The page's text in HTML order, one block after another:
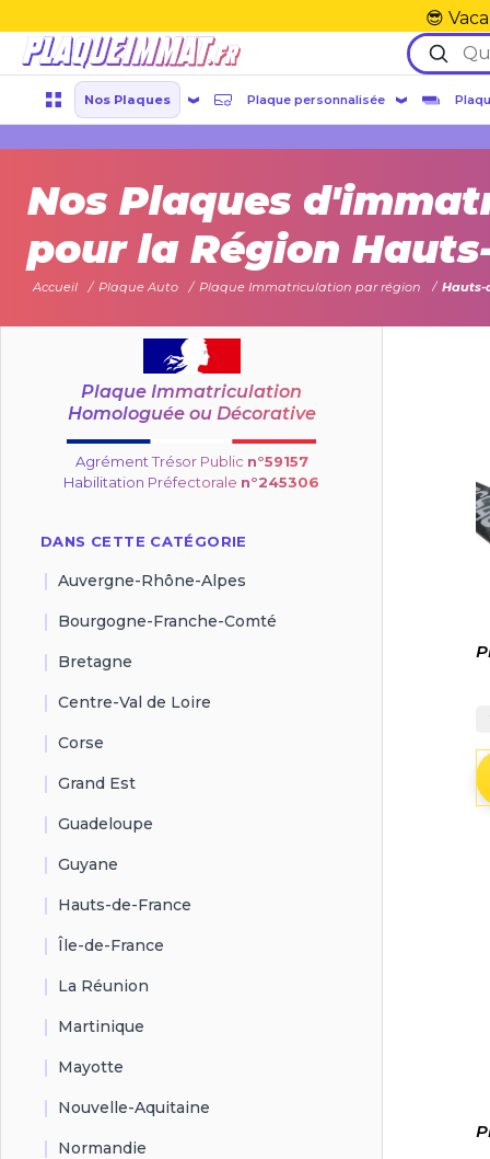
😎
Nos Plaques Plaque personnalisée
Nos Plaques
pour la Région
Accueil Plaque Auto Plaque Immatriculation par région Hauts-
Plaque Immatriculation
Homologuée ou Décorative
Agrément Trésor Public n°59157
Habilitation Préfectorale n°245306
DANS CETTE CATÉGORIE
Auvergne-Rhône-Alpes
Bourgogne-Franche-Comté
Bretagne
Centre-Val de Loire
Corse
Grand Est
Guadeloupe
Guyane
Hauts-de-France
Île-de-France
La Réunion
Martinique
Mayotte
Nouvelle-Aquitaine
Normandie